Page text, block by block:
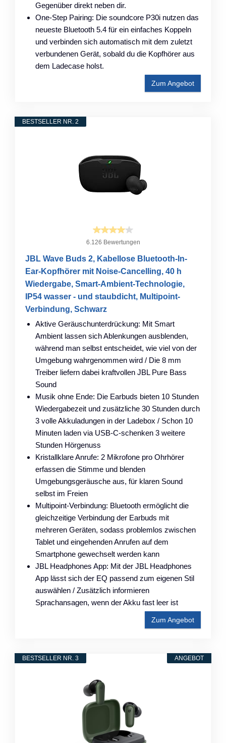
Gegenüber direkt neben dir.
One-Step Pairing: Die soundcore P30i nutzen das
neueste Bluetooth 5.4 für ein einfaches Koppeln
und verbinden sich automatisch mit dem zuletzt
verbundenen Gerät, sobald du die Kopfhörer aus
dem Ladecase holst.
Zum Angebot
BESTSELLER NR. 2
6.126 Bewertungen
JBL Wave Buds 2, Kabellose Bluetooth-In-
Ear-Kopfhörer mit Noise-Cancelling, 40 h
Wiedergabe, Smart-Ambient-Technologie,
IP54 wasser - und staubdicht, Multipoint-
Verbindung, Schwarz
Aktive Geräuschunterdrückung: Mit Smart
Ambient lassen sich Ablenkungen ausblenden,
während man selbst entscheidet, wie viel von der
Umgebung wahrgenommen wird / Die 8 mm
Treiber liefern dabei kraftvollen JBL Pure Bass
Sound
Musik ohne Ende: Die Earbuds bieten 10 Stunden
Wiedergabezeit und zusätzliche 30 Stunden durch
3 volle Akkuladungen in der Ladebox / Schon 10
Minuten laden via USB-C-schenken 3 weitere
Stunden Hörgenuss
Kristallklare Anrufe: 2 Mikrofone pro Ohrhörer
erfassen die Stimme und blenden
Umgebungsgeräusche aus, für klaren Sound
selbst im Freien
Multipoint-Verbindung: Bluetooth ermöglicht die
gleichzeitige Verbindung der Earbuds mit
mehreren Geräten, sodass problemlos zwischen
Tablet und eingehenden Anrufen auf dem
Smartphone gewechselt werden kann
JBL Headphones App: Mit der JBL Headphones
App lässt sich der EQ passend zum eigenen Stil
auswählen / Zusätzlich informieren
Sprachansagen, wenn der Akku fast leer ist
Zum Angebot
ANGEBOT
BESTSELLER NR. 3